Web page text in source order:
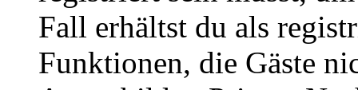
Fall erhältst du als
Funktionen, die Gäste